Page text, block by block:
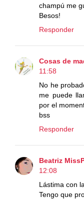
champú me
Besos!
Responder
Cosas de
11:58
No he
me puede
por el
bss
Responder
Beatriz
12:08
Lástima con
Tengo que